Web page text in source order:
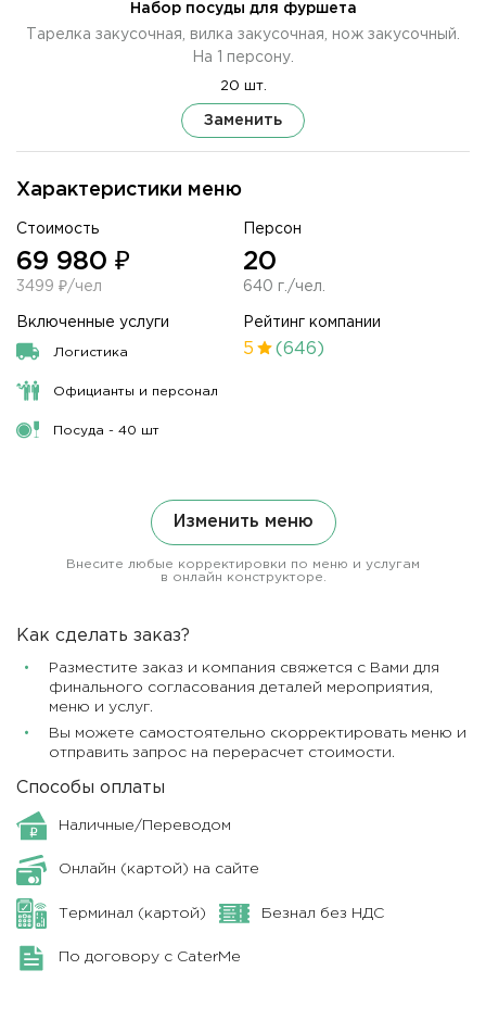
Характеристики меню
Стоимость
69 980 ₽
3499 ₽/чел
Персон
20
640 г./чел.
Включенные услуги
Логистика
Официанты и персонал
Посуда - 40 шт
Рейтинг компании
5 (646)
Изменить меню
Внесите любые корректировки по меню и услугам
в онлайн конструкторе.
Набор посуды для фуршета
Тарелка закусочная, вилка закусочная, нож закусочный.
На 1 персону.
20 шт.
Заменить
Как сделать заказ?
Разместите заказ и компания свяжется с Вами для
финального согласования деталей мероприятия,
меню и услуг.
Вы можете самостоятельно скорректировать меню и
отправить запрос на перерасчет стоимости.
Способы оплаты
Наличные/Переводом
Онлайн (картой) на сайте
Терминал (картой) Безнал без НДС
По договору с CaterMe